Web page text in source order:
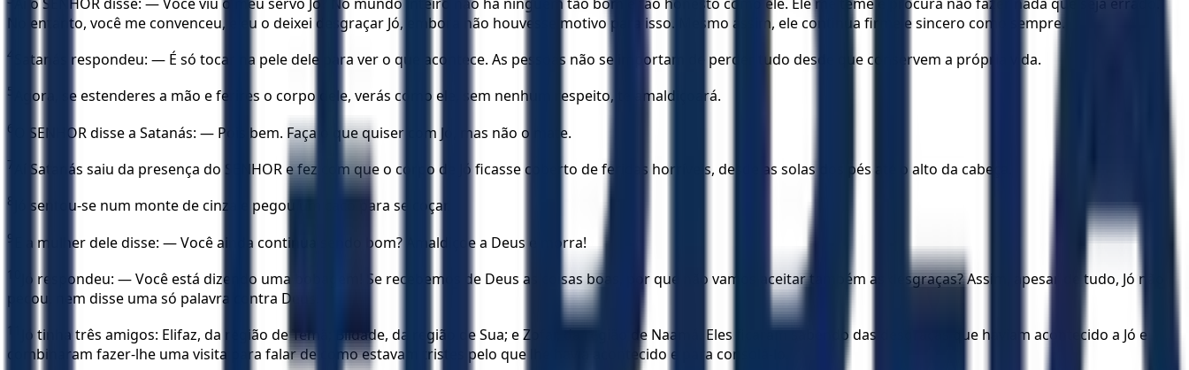
No entanto, você me convenceu, e eu o deixei desgraçar Jó, embora não houvesse motivo para isso. Mesmo assim, ele continua firme e sincero como sempre.
4 Satanás respondeu: — É só tocar na pele dele para ver o que acontece. As pessoas não se importam de perder tudo desde que conservem a própria vida.
5 Agora, se estenderes a mão e ferires o corpo dele, verás como ele, sem nenhum respeito, te amaldiçoará.
6 O SENHOR disse a Satanás: — Pois bem. Faça o que quiser com Jó, mas não o mate.
7 Aí Satanás saiu da presença do SENHOR e fez com que o corpo de Jó ficasse coberto de feridas horríveis, desde as solas dos pés até o alto da cabeça.
8 Jó sentou-se num monte de cinza e pegou um caco para se coçar.
9 E a mulher dele disse: — Você ainda continua sendo bom? Amaldiçoe a Deus e morra!
10
Jó respondeu: — Você está dizendo uma bobagem! Se recebemos de Deus as coisas boas, por que não vamos aceitar também as desgraças? Assim, apesar de tudo, Jó não
pecou, nem disse uma só palavra contra Deus.
11
Jó tinha três amigos: Elifaz, da região de Temã; Bildade, da região de Sua; e Zofar, da região de Naamá. Eles ficaram sabendo das desgraças que haviam acontecido a Jó e
combinaram fazer-lhe uma visita para falar de como estavam tristes pelo que lhe havia acontecido e para consolá-lo.